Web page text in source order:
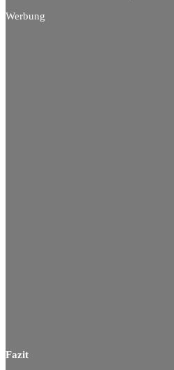
Werbung
Fazit